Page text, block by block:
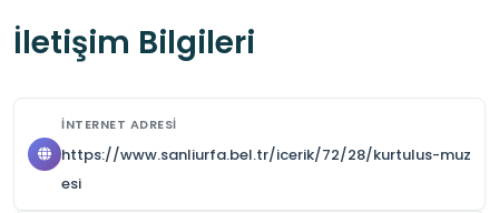
müzedeki eserleri ve belgeleri daha bilinçli
koşmamak ve sergilenen eserlere
dokunmamak önemlidir.
İletişim Bilgileri
İNTERNET ADRESI
https://www.sanliurfa.bel.tr/icerik/72/28/kurtulus-muz
esi